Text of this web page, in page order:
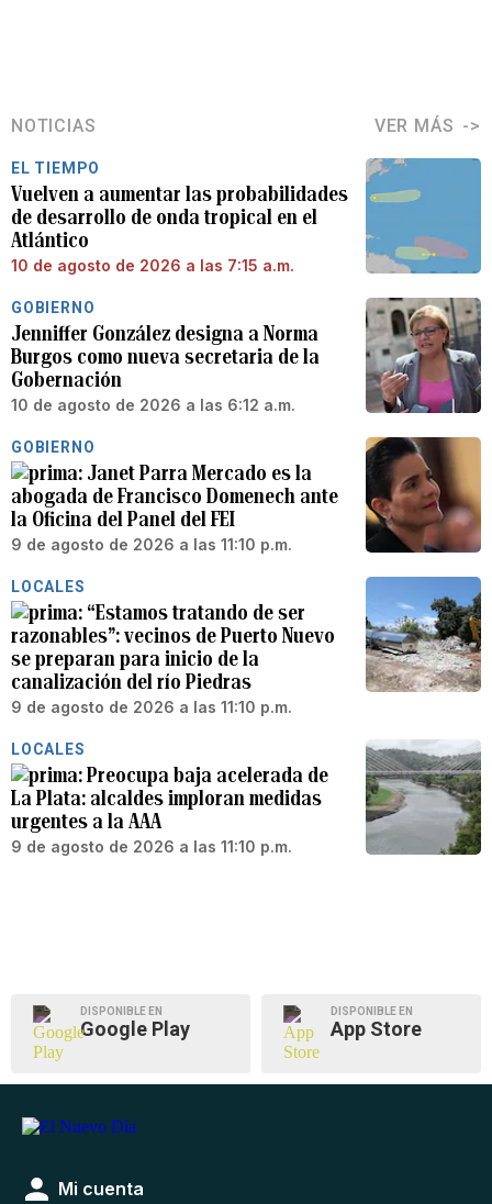
NOTICIAS VER MÁS
EL TIEMPO
Vuelven a aumentar las probabilidades
de desarrollo de onda tropical en el
Atlántico
10 de agosto de 2026 a las 7:15 a.m.
GOBIERNO
Jenniffer González designa a Norma
Burgos como nueva secretaria de la
Gobernación
10 de agosto de 2026 a las 6:12 a.m.
GOBIERNO
Janet Parra Mercado es la
abogada de Francisco Domenech ante
la Oficina del Panel del FEI
9 de agosto de 2026 a las 11:10 p.m.
LOCALES
“Estamos tratando de ser
razonables”: vecinos de Puerto Nuevo
se preparan para inicio de la
canalización del río Piedras
9 de agosto de 2026 a las 11:10 p.m.
LOCALES
Preocupa baja acelerada de
La Plata: alcaldes imploran medidas
urgentes a la AAA
9 de agosto de 2026 a las 11:10 p.m.
DISPONIBLE EN
Google Play
DISPONIBLE EN
App Store
Mi cuenta